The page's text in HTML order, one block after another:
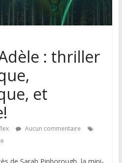
: thriller
et
Aucun commentaire